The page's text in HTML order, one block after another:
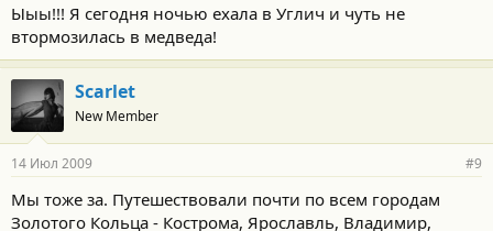
Ыыы!!! Я сегодня ночью ехала в Углич и чуть не
втормозилась в медведа!
Scarlet
New Member
14 Июл 2009 #9
Мы тоже за. Путешествовали почти по всем городам
Золотого Кольца - Кострома, Ярославль, Владимир,